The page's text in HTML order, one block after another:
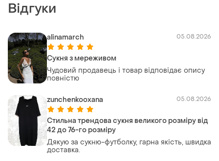
Відгуки
alinamarch 05.08.2026
Сукня з мереживом
Чудовий продавець і товар відповідає опису
повністю
zunchenkooxana 05.08.2026
Стильна трендова сукня великого розміру від
42 до 76-го розміру
Дякую за сукню-футболку, гарна якість, швидка
доставка.